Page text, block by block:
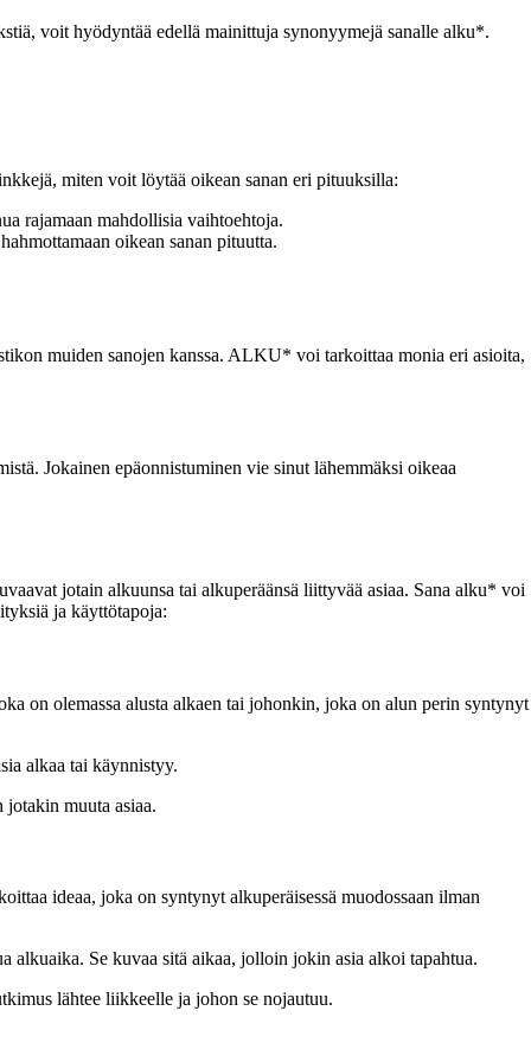
voit hyödyntää edellä mainittuja synonyymejä sanalle alku*.
miten voit löytää oikean sanan eri pituuksilla:
rajamaan mahdollisia vaihtoehtoja.
oikean sanan pituutta.
muiden sanojen kanssa. ALKU* voi tarkoittaa monia eri asioita,
Jokainen epäonnistuminen vie sinut lähemmäksi oikeaa
jotain alkuunsa tai alkuperäänsä liittyvää asiaa. Sana alku* voi
ja käyttötapoja:
on olemassa alusta alkaen tai johonkin, joka on alun perin syntynyt
alkaa tai käynnistyy.
muuta asiaa.
ideaa, joka on syntynyt alkuperäisessä muodossaan ilman
alkuaika. Se kuvaa sitä aikaa, jolloin jokin asia alkoi tapahtua.
lähtee liikkeelle ja johon se nojautuu.